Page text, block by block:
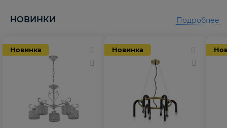
НОВИНКИ
Новинка Новинка
Подробнее